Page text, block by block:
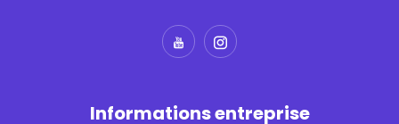
Informations entreprise